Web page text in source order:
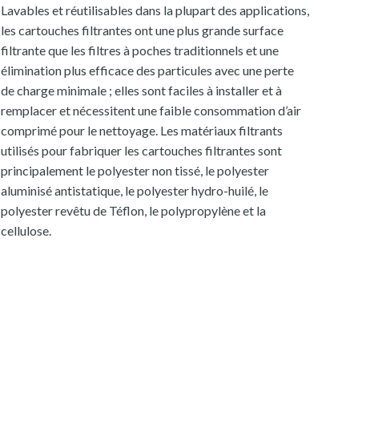
Lavables et réutilisables dans la plupart des applications,
les cartouches filtrantes ont une plus grande surface
filtrante que les filtres à poches traditionnels et une
élimination plus efficace des particules avec une perte
de charge minimale ; elles sont faciles à installer et à
remplacer et nécessitent une faible consommation d’air
comprimé pour le nettoyage. Les matériaux filtrants
utilisés pour fabriquer les cartouches filtrantes sont
principalement le polyester non tissé, le polyester
aluminisé antistatique, le polyester hydro-huilé, le
polyester revêtu de Téflon, le polypropylène et la
cellulose.